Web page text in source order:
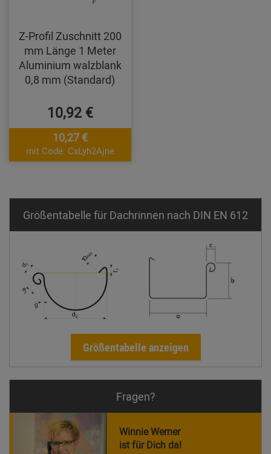
Z-Profil Zuschnitt 200
mm Länge 1 Meter
Aluminium walzblank
0,8 mm (Standard)
10,92 €
10,27 €
mit Code: CxLyh2Ajne
Größentabelle für Dachrinnen nach DIN EN 612
Größentabelle anzeigen
Fragen?
Winnie Werner
ist für Dich da!